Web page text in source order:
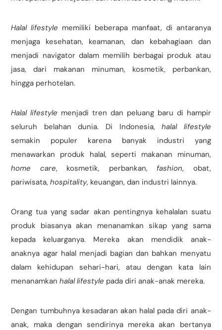
Halal lifestyle memiliki beberapa manfaat, di antaranya
menjaga kesehatan, keamanan, dan kebahagiaan dan
menjadi navigator dalam memilih berbagai produk atau
jasa, dari makanan minuman, kosmetik, perbankan,
hingga perhotelan.
Halal lifestyle menjadi tren dan peluang baru di hampir
seluruh belahan dunia. Di Indonesia,halal lifestyle
semakin populer karena banyak industri yang
menawarkan produk halal, seperti makanan minuman,
home care, kosmetik, perbankan, fashion, obat,
pariwisata,hospitality, keuangan, dan industri lainnya.
Orang tua yang sadar akan pentingnya kehalalan suatu
produk biasanya akan menanamkan sikap yang sama
kepada keluarganya. Mereka akan mendidik anak-
anaknya agar halal menjadi bagian dan bahkan menyatu
dalam kehidupan sehari-hari, atau dengan kata lain
menanamkanhalal lifestyle pada diri anak-anak mereka.
Dengan tumbuhnya kesadaran akan halal pada diri anak-
anak, maka dengan sendirinya mereka akan bertanya